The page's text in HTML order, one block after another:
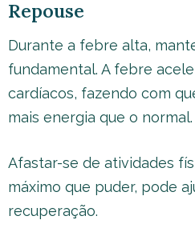
Repouse
Durante a febre alta,
fundamental. A febre
cardíacos, fazendo com
mais energia que o normal.
Afastar-se de atividades
máximo que puder, pode
recuperação.